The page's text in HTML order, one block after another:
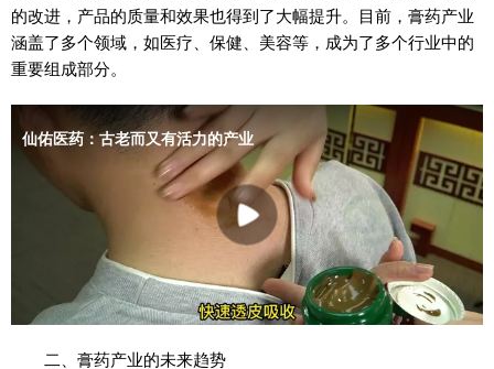
的改进，产品的质量和效果也得到了大幅提升。目前，膏药产业
涵盖了多个领域，如医疗、保健、美容等，成为了多个行业中的
重要组成部分。
二、膏药产业的未来趋势